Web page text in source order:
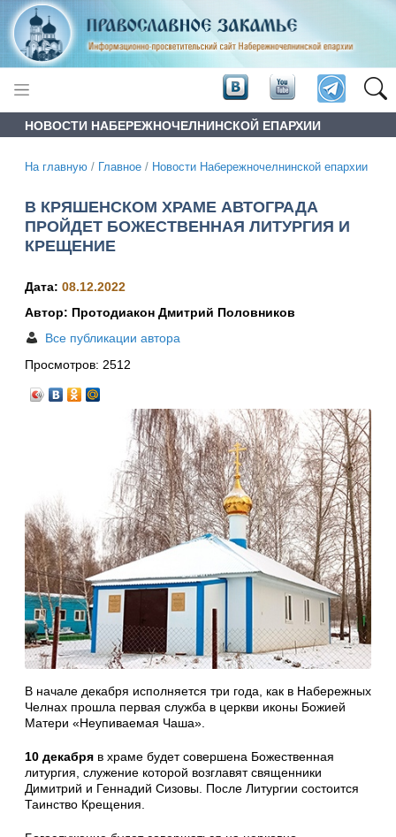
НОВОСТИ НАБЕРЕЖНОЧЕЛНИНСКОЙ ЕПАРХИИ
На главную / Главное / Новости Набережночелнинской епархии
В КРЯШЕНСКОМ ХРАМЕ АВТОГРАДА
ПРОЙДЕТ БОЖЕСТВЕННАЯ ЛИТУРГИЯ И
КРЕЩЕНИЕ
Дата: 08.12.2022
Автор: Протодиакон Дмитрий Половников
Все публикации автора
Просмотров: 2512
В начале декабря исполняется три года, как в Набережных
Челнах прошла первая служба в церкви иконы Божией
Матери «Неупиваемая Чаша».
10 декабря в храме будет совершена Божественная
литургия, служение которой возглавят священники
Димитрий и Геннадий Сизовы. После Литургии состоится
Таинство Крещения.